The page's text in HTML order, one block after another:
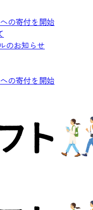
の寄付を開始
のお知らせ
の寄付を開始